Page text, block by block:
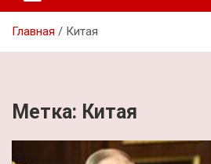
Главная Китая
Метка: Китая